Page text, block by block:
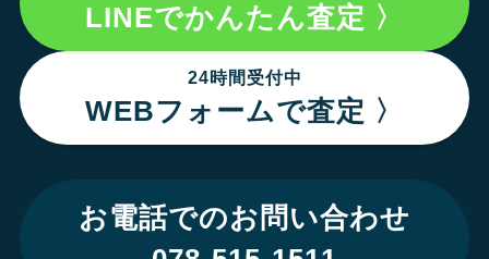
LINEでかんたん査定 〉
24時間受付中
WEBフォームで査定 〉
お電話でのお問い合わせ